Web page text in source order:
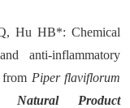
Hu HB*: Chemical
anti-inflammatory
from Piper flaviflorum
Natural Product